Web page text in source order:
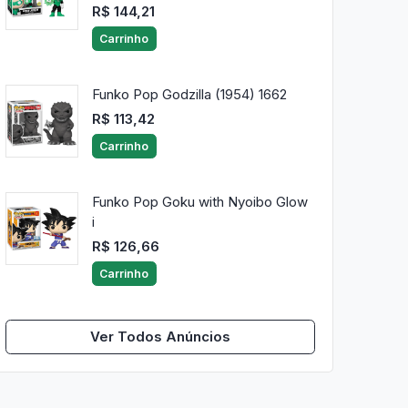
R$ 144,21
Carrinho
Funko Pop Godzilla (1954) 1662
R$ 113,42
Carrinho
Funko Pop Goku with Nyoibo Glow
i
R$ 126,66
Carrinho
Ver Todos Anúncios